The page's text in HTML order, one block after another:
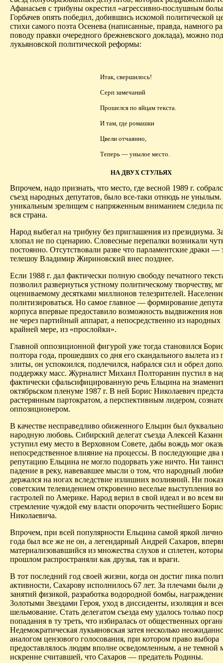
Афанасьев с трибуны окрестил «агрессивно-послушным
Горбачев опять победил, добившись искомой политической
стихи самого поэта Осенева (написанные, правда, намного
поводу правки очередного брежневского доклада), можно
лукьяновской политической реформы:
Итак, свершилось!
Серп замечаний
Прошелся по яйцам текста.
И там, где ромашки
Цвели отчаянно,
Теперь — унылое место.
НА ДВУХ СТУЛЬЯХ
Впрочем, надо признать, что место, где весной 1989 г.
съезд народных депутатов, было все-таки отнюдь не унылым.
уникальным зрелищем с напряженным вниманием следила по
вся страна.
Народ выбегал на трибуну без приглашения из президиума.
хлопал не по сценарию. Словесные перепалки возникали
постоянно. Отсутствовали разве что парламентские драки —
телешоу Владимир Жириновский внес позднее.
Если 1988 г. дал фактически полную свободу печатного
поз­волил развернуться устному политическому творчеству,
оцениваемому десятками миллионов телезрителей.
политизироваться. Но самое главное — формирование
корпуса впервые предоставило возможность выдвижения
не через партийный аппарат, а непосредственно из
крайней мере, из «прослойки».
Главной оппозиционной фигурой уже тогда становился
полтора года, прошедших со дня его скандального вылета из
элиты, он успокоился, подлечился, набрался сил и обрел
поддержку масс. Журналист Михаил Полторанин пустил в
фактически сфальсифицированную речь Ельцина на
октябрьском пленуме 1987 г. В ней Борис Николаевич
растерянным партократом, а перспективным лидером,
оппозиционером.
В качестве несправедливо обиженного Ельцин был
народную любовь. Сибирский делегат съезда Алексей
уступил ему место в Верховном Совете, дабы вождь мог
непосредственное влияние на процессы. В последующие два
репутацию Ельцина не могло подорвать уже ничто. Ни
падение в реку, навевавшее мысли о том, что народный
держался на ногах вследствие излишних возлияний. Ни
советским телевидением откровенно веселые выступления
гастролей по Америке. Народ верил в свой идеал и во всем
стремление чуждой ему власти опорочить честнейшего
Николаевича.
Впрочем, при всей популярности Ельцина самой яркой
года был все же не он, а легендарный Андрей Сахаров,
материализовавшийся из множества слухов и сплетен,
прошлом распространяли как друзья, так и враги.
В тот последний год своей жизни, когда он достиг пика
активности, Сахарову исполнилось 67 лет. За плечами были
занятий физикой, разработка водородной бомбы,
Золотыми Звездами Героя, уход в диссиденты, изоляция и
шельмование. Стать делегатом съезда ему удалось только
попадания в ту треть, что избиралась от общественных
Недемократическая лукьяновская затея несколько
аналогом цензового голосования, при котором право выбора
предоставлялось людям вполне осведомленным, а не темной
искренне считавшей, что Сахаров — предатель Родины.